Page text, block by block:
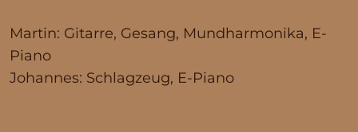
Martin: Gitarre, Gesang, Mundharmonika, E-
Piano
Johannes: Schlagzeug, E-Piano